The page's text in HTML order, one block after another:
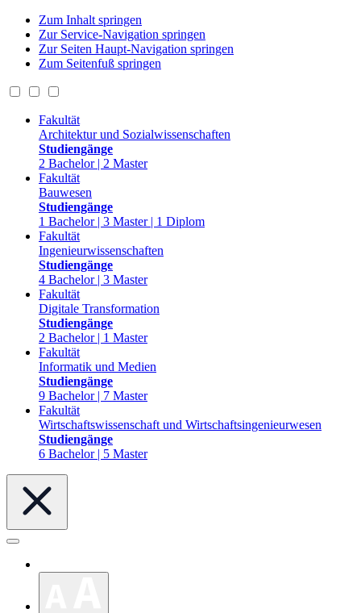
Zum Inhalt springen
Zur Service-Navigation springen
Zur Seiten Haupt-Navigation springen
Zum Seitenfuß springen
Fakultät
Architektur und Sozialwissenschaften
Studiengänge
2 Bachelor | 2 Master
Fakultät
Bauwesen
Studiengänge
1 Bachelor | 3 Master | 1 Diplom
Fakultät
Ingenieurwissenschaften
Studiengänge
4 Bachelor | 3 Master
Fakultät
Digitale Transformation
Studiengänge
2 Bachelor | 1 Master
Fakultät
Informatik und Medien
Studiengänge
9 Bachelor | 7 Master
Fakultät
Wirtschaftswissenschaft und Wirtschaftsingenieurwesen
Studiengänge
6 Bachelor | 5 Master